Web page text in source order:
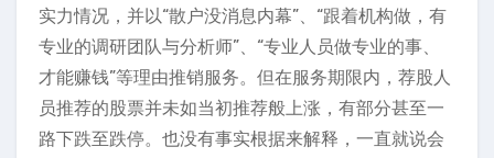
实力情况，并以“散户没消息内幕”、“跟着机构做，有
专业的调研团队与分析师”、“专业人员做专业的事、
才能赚钱”等理由推销服务。但在服务期限内，荐股人
员推荐的股票并未如当初推荐般上涨，有部分甚至一
路下跌至跌停。也没有事实根据来解释，一直就说会